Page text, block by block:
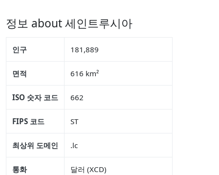
정보 about 세인트루시아
인구 181,889
면적 616 km²
ISO 숫자 코드 662
FIPS 코드 ST
최상위 도메인 .lc
통화 달러 (XCD)